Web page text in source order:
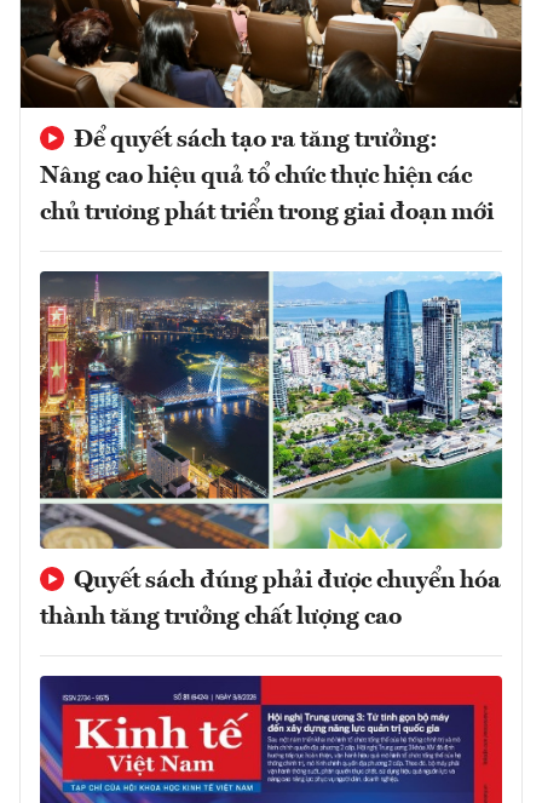
Để quyết sách tạo ra tăng trưởng:
Nâng cao hiệu quả tổ chức thực hiện các
chủ trương phát triển trong giai đoạn mới
Quyết sách đúng phải được chuyển hóa
thành tăng trưởng chất lượng cao